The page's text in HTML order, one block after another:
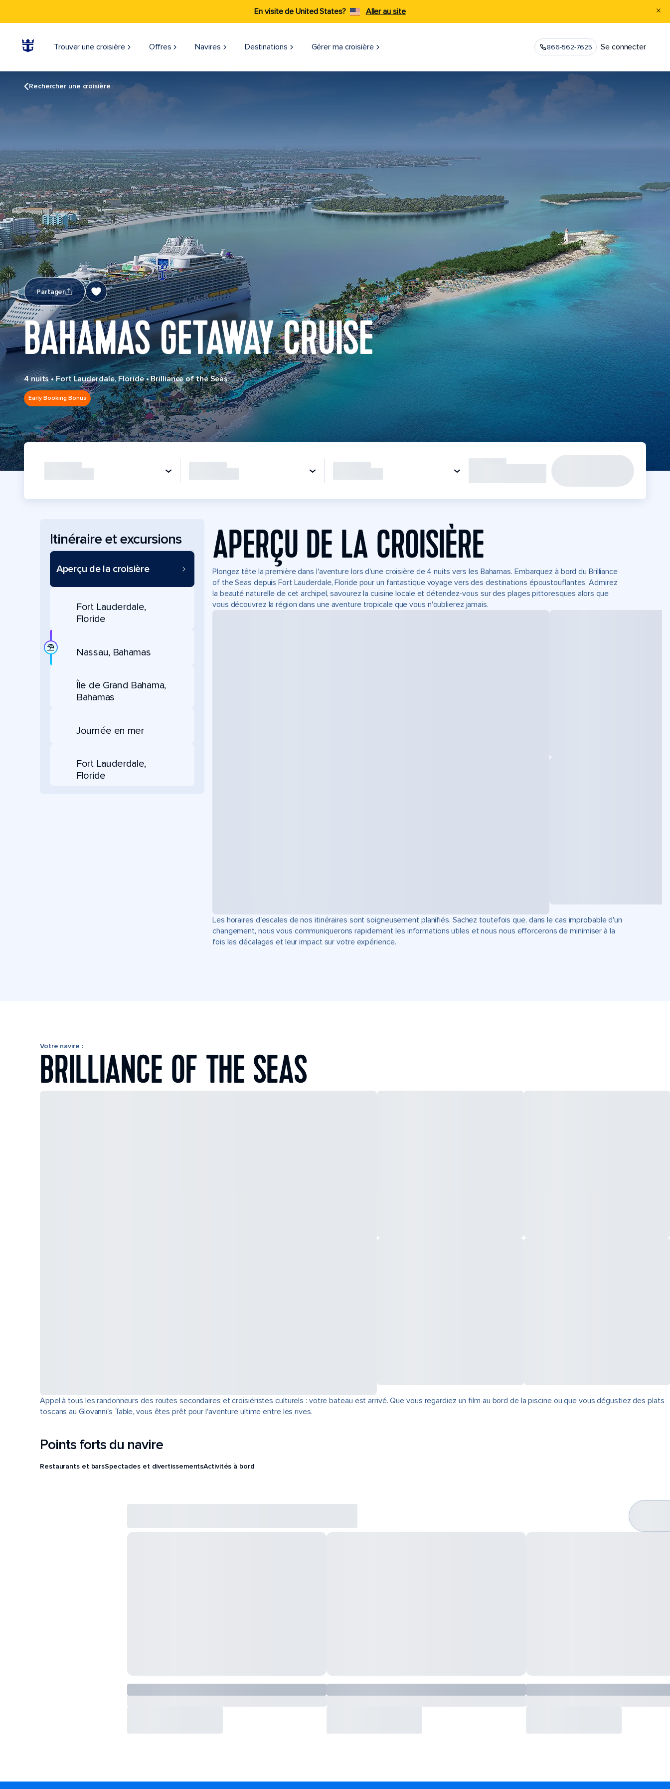
En visite de United States? Aller au site
Trouver une croisière Offres Navires Destinations Gérer ma croisière​ 866-562-7625 Se connecter
Rechercher une croisière
Partager
BAHAMAS GETAWAY CRUISE
4 nuits•Fort Lauderdale, Floride•Brilliance of the Seas
Early Booking Bonus
Itinéraire et excursions
Aperçu de la croisière
Fort Lauderdale,
Floride
Nassau, Bahamas
Île de Grand Bahama,
Bahamas
Journée en mer
Fort Lauderdale,
Floride
APERÇU DE LA CROISIÈRE
Plongez tête la première dans l'aventure lors d'une croisière de 4 nuits vers les Bahamas. Embarquez à bord du Brilliance
of the Seas depuis Fort Lauderdale, Floride pour un fantastique voyage vers des destinations époustouflantes. Admirez
la beauté naturelle de cet archipel, savourez la cuisine locale et détendez-vous sur des plages pittoresques alors que
vous découvrez la région dans une aventure tropicale que vous n'oublierez jamais.
Les horaires d'escales de nos itinéraires sont soigneusement planifiés. Sachez toutefois que, dans le cas improbable d'un
changement, nous vous communiquerons rapidement les informations utiles et nous nous efforcerons de minimiser à la
fois les décalages et leur impact sur votre expérience.
Votre navire :
BRILLIANCE OF THE SEAS
Appel à tous les randonneurs des routes secondaires et croisiéristes culturels : votre bateau est arrivé. Que vous regardiez un film au bord de la piscine ou que vous dégustiez des plats
toscans au Giovanni's Table, vous êtes prêt pour l'aventure ultime entre les rives.
Points forts du navire
Restaurants et barsSpectacles et divertissementsActivités à bord